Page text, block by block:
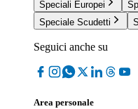
Speciali Europei
Speciale Scudetti
Seguici anche su
Area personale